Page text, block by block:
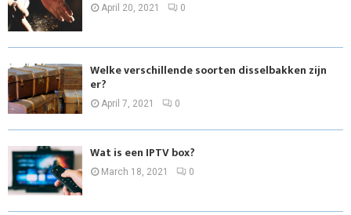
April 20, 2021 0
Welke verschillende soorten disselbakken zijn
er?
April 7, 2021 0
Wat is een IPTV box?
March 18, 2021 0